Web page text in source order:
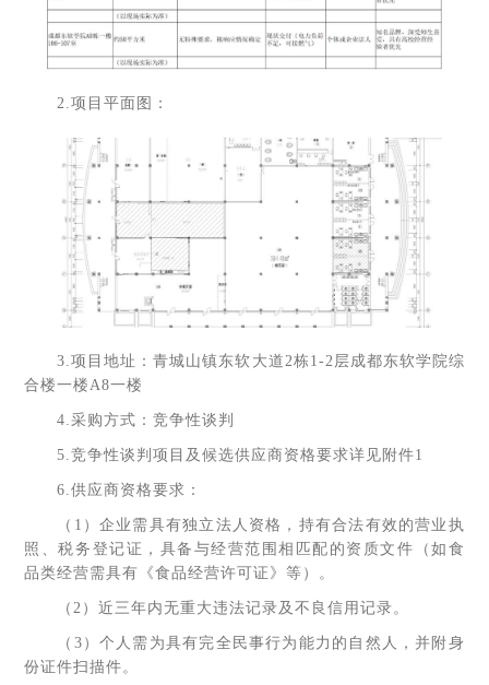
2.项目平面图：
3.项目地址：青城山镇东软大道2栋1-2层成都东软学院综
合楼一楼A8一楼
4.采购方式：竞争性谈判
5.竞争性谈判项目及候选供应商资格要求详见附件1
6.供应商资格要求：
（1）企业需具有独立法人资格，持有合法有效的营业执
照、税务登记证，具备与经营范围相匹配的资质文件（如食
品类经营需具有《食品经营许可证》等）。
（2）近三年内无重大违法记录及不良信用记录。
（3）个人需为具有完全民事行为能力的自然人，并附身
份证件扫描件。